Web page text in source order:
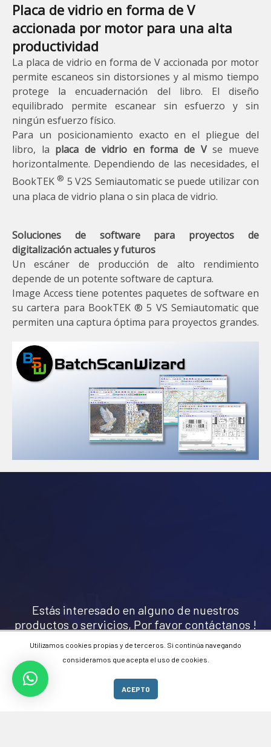
Placa de vidrio en forma de V
accionada por motor para una alta
productividad
La placa de vidrio en forma de V accionada por motor
permite escaneos sin distorsiones y al mismo tiempo
protege la encuadernación del libro. El diseño
equilibrado permite escanear sin esfuerzo y sin
ningún esfuerzo físico.
Para un posicionamiento exacto en el pliegue del
libro, la placa de vidrio en forma de Vse mueve
horizontalmente. Dependiendo de las necesidades, el
BookTEK ® 5 V2S Semiautomatic se puede utilizar con
una placa de vidrio plana o sin placa de vidrio.
Soluciones de software para proyectos de
digitalización actuales y futuros
Un escáner de producción de alto rendimiento
depende de un potente software de captura.
Image Access tiene potentes paquetes de software en
su cartera para BookTEK ® 5 VS Semiautomatic que
permiten una captura óptima para proyectos grandes.
Estás interesado en alguno de nuestros
productos o servicios, Por favor contáctanos !
Utilizamos cookies propias y de terceros. Si continúa navegando
consideramos que acepta el uso de cookies.
ACEPTO